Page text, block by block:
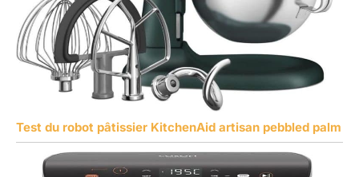
Test du robot pâtissier KitchenAid artisan pebbled palm